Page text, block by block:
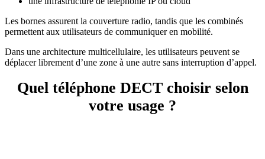
Les bornes assurent la couverture radio, tandis que les combinés
permettent aux utilisateurs de communiquer en mobilité.
Dans une architecture multicellulaire, les utilisateurs peuvent se
déplacer librement d’une zone à une autre sans interruption d’appel.
Quel téléphone DECT choisir selon
votre usage ?